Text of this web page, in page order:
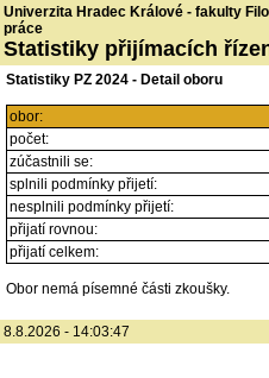
Univerzita Hradec Králové - fakulty
práce
Statistiky přijímacích
Statistiky PZ 2024 - Detail oboru
obor:
počet:
zúčastnili se:
splnili podmínky přijetí:
nesplnili podmínky přijetí:
přijatí rovnou:
přijatí celkem:
Obor nemá písemné části zkoušky.
8.8.2026 - 14:03:47